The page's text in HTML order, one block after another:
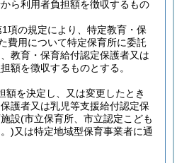
ら利用者負担額を徴収するもの
項の規定により、特定教育・保
費用について特定保育所に委託
教育・保育給付認定保護者又は
額を徴収するものとする。
額を決定し、又は変更したとき
護者又は乳児等支援給付認定保
設(市立保育所、市立認定こども
)又は特定地域型保育事業者に通